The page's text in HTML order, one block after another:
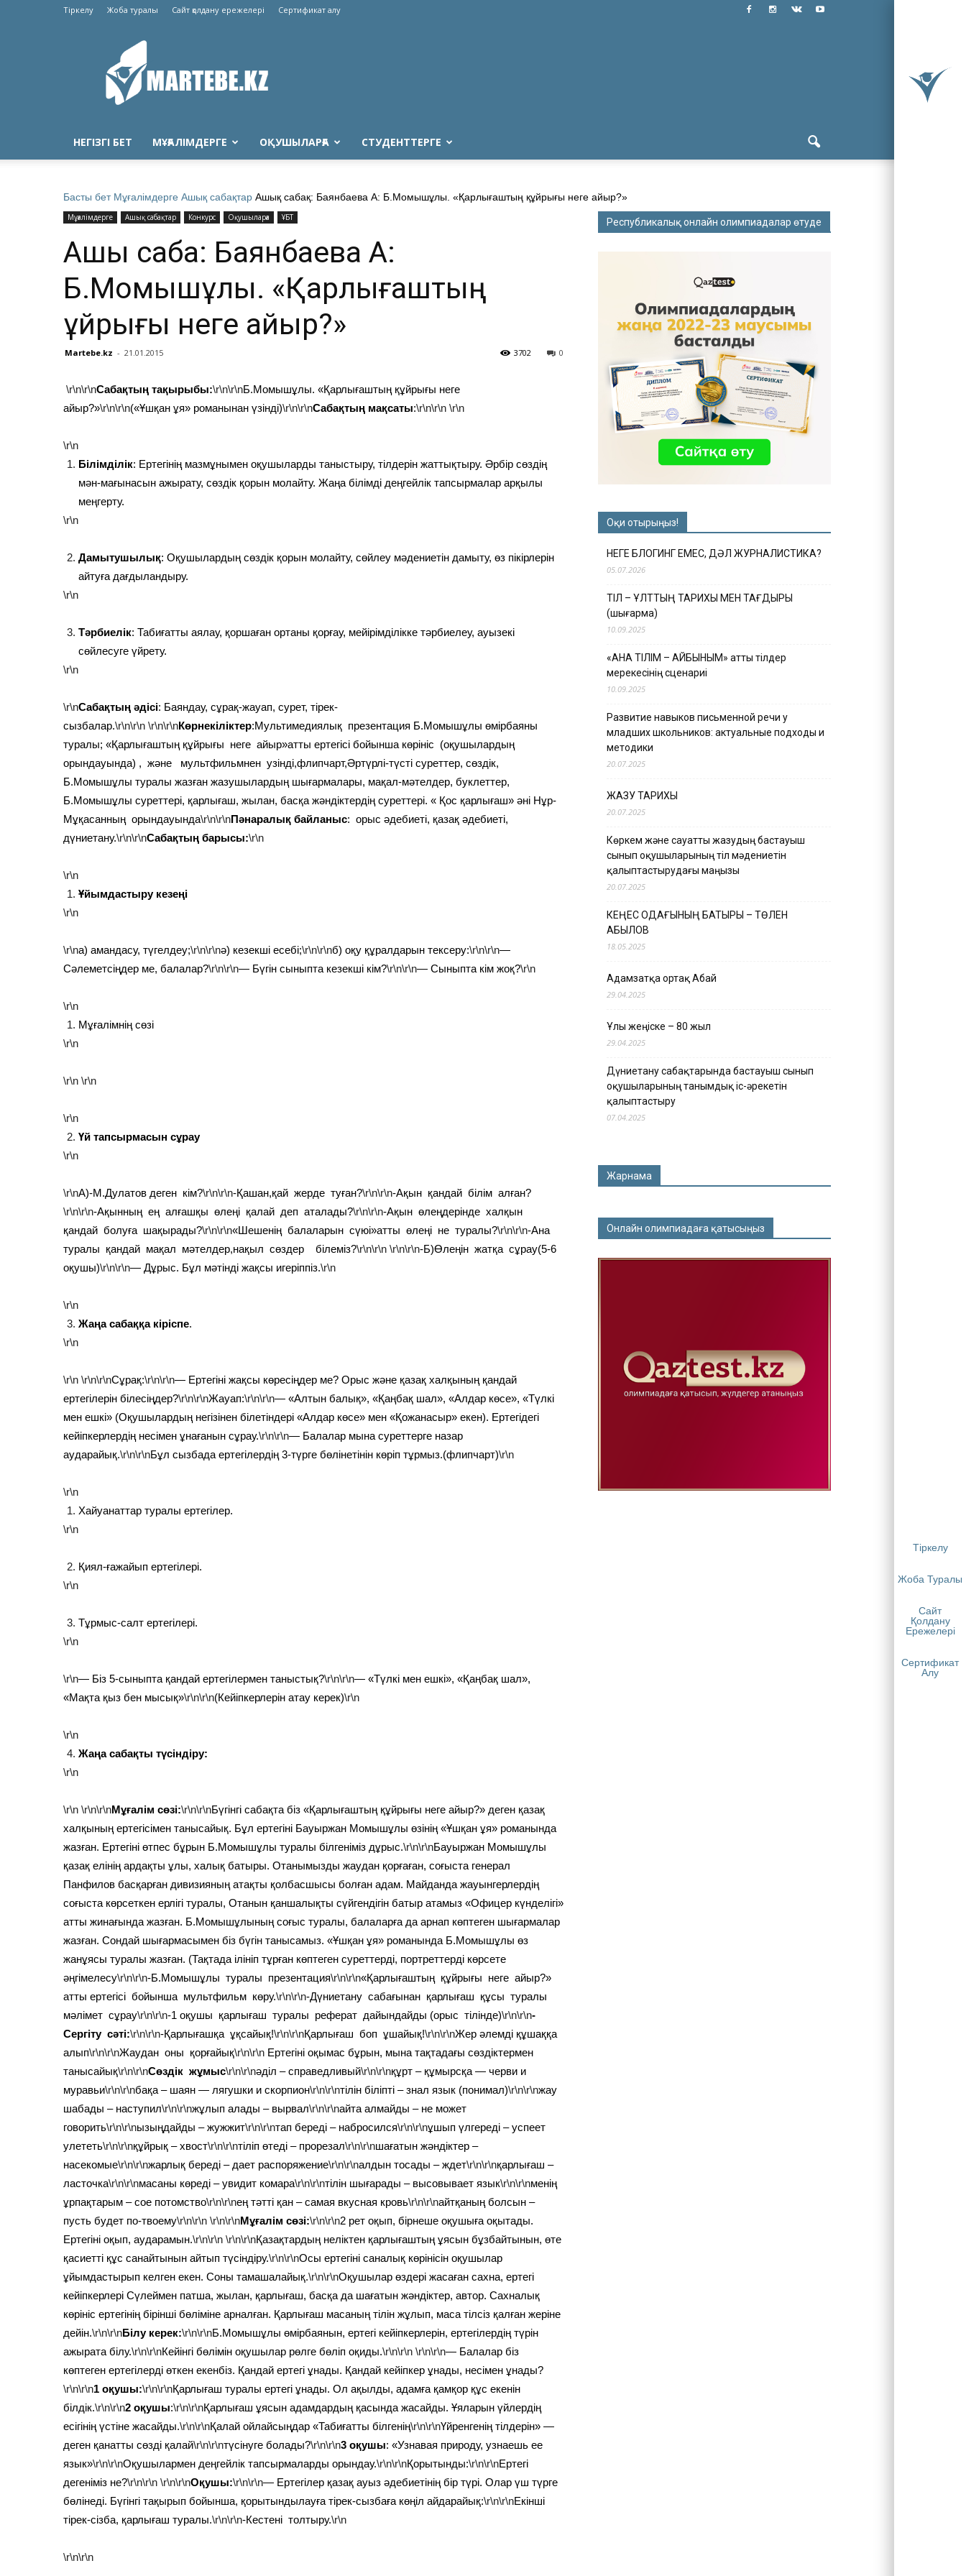
Тіркелу
Жоба Туралы
Сайт
Қолдану
Ережелері
Сертификат
Алу
Тіркелу Жоба туралы Сайт қолдану ережелері Сертификат алу
Martebe.kz
білім
сайты
НЕГІЗГІ БЕТ МҰҒАЛІМДЕРГЕ ОҚУШЫЛАРҒА СТУДЕНТТЕРГЕ
Басты бет Мұғалімдерге Ашық сабақтар Ашық сабақ: Баянбаева А: Б.Момышұлы. «Қарлығаштың құйрығы неге айыр?»
Мұғалімдерге Ашық сабақтар Конкурс Оқушыларға ҰБТ
Ашық сабақ: Баянбаева А:
Б.Момышұлы. «Қарлығаштың
құйрығы неге айыр?»
Martebe.kz - 21.01.2015 0
3702
\r\n\r\nСабақтың тақырыбы:\r\n\r\nБ.Момышұлы. «Қарлығаштың құйрығы неге
айыр?»\r\n\r\n(«Ұшқан ұя» романынан үзінді)\r\n\r\nСабақтың мақсаты:\r\n\r\n \r\n
\r\n
Білімділік: Ертегінің мазмұнымен оқушыларды таныстыру, тілдерін жаттықтыру. Әрбір сөздің
мән-мағынасын ажырату, сөздік қорын молайту. Жаңа білімді деңгейлік тапсырмалар арқылы
меңгерту.
\r\n
Дамытушылық: Оқушылардың сөздік қорын молайту, сөйлеу мәдениетін дамыту, өз пікірлерін
айтуға дағдыландыру.
\r\n
Тәрбиелік: Табиғатты аялау, қоршаған ортаны қорғау, мейірімділікке тәрбиелеу, ауызекі
сөйлесуге үйрету.
\r\n
\r\nСабақтың әдісі: Баяндау, сұрақ-жауап, сурет, тірек-
сызбалар.\r\n\r\n \r\n\r\nКөрнекіліктер:Мультимедиялық презентация Б.Момышұлы өмірбаяны
туралы; «Қарлығаштың құйрығы неге айыр»атты ертегісі бойынша көрініс (оқушылардың
орындауында) , және мультфильмнен узінді,флипчарт,Әртүрлі-түсті суреттер, сөздік,
Б.Момышұлы туралы жазған жазушылардың шығармалары, мақал-мәтелдер, буклеттер,
Б.Момышұлы суреттері, қарлығаш, жылан, басқа жәндіктердің суреттері. « Қос қарлығаш» әні Нұр-
Мұқасанның орындауында\r\n\r\nПәнаралық байланыс: орыс әдебиеті, қазақ әдебиеті,
дүниетану.\r\n\r\nСабақтың барысы:\r\n
\r\n
Ұйымдастыру кезеңі
\r\n
\r\nа) амандасу, түгелдеу;\r\n\r\nә) кезекші есебі;\r\n\r\nб) оқу құралдарын тексеру:\r\n\r\n—
Сәлеметсіңдер ме, балалар?\r\n\r\n— Бүгін сыныпта кезекші кім?\r\n\r\n— Сыныпта кім жоқ?\r\n
\r\n
Мұғалімнің сөзі
\r\n
\r\n \r\n
\r\n
Үй тапсырмасын сұрау
\r\n
\r\nА)-М.Дулатов деген кім?\r\n\r\n-Қашан,қай жерде туған?\r\n\r\n-Ақын қандай білім алған?
\r\n\r\n-Ақынның ең алғашқы өлеңі қалай деп аталады?\r\n\r\n-Ақын өлеңдерінде халқын
қандай болуға шақырады?\r\n\r\n«Шешенің балаларын сүюі»атты өлеңі не туралы?\r\n\r\n-Ана
туралы қандай мақал мәтелдер,нақыл сөздер білеміз?\r\n\r\n \r\n\r\n-Б)Өлеңін жатқа сұрау(5-6
оқушы)\r\n\r\n— Дұрыс. Бұл мәтінді жақсы игеріппіз.\r\n
\r\n
Жаңа сабаққа кіріспе.
\r\n
\r\n \r\n\r\nСұрақ:\r\n\r\n— Ертегіні жақсы көресіңдер ме? Орыс және қазақ халқының қандай
ертегілерін білесіңдер?\r\n\r\nЖауап:\r\n\r\n— «Алтын балық», «Қаңбақ шал», «Алдар көсе», «Түлкі
мен ешкі» (Оқушылардың негізінен білетіндері «Алдар көсе» мен «Қожанасыр» екен). Ертегідегі
кейіпкерлердің несімен ұнағанын сұрау.\r\n\r\n— Балалар мына суреттерге назар
аударайық.\r\n\r\nБұл сызбада ертегілердің 3-түрге бөлінетінін көріп тұрмыз.(флипчарт)\r\n
\r\n
Хайуанаттар туралы ертегілер.
\r\n
Қиял-ғажайып ертегілері.
\r\n
Тұрмыс-салт ертегілері.
\r\n
\r\n— Біз 5-сыныпта қандай ертегілермен таныстық?\r\n\r\n— «Түлкі мен ешкі», «Қаңбақ шал»,
«Мақта қыз бен мысық»\r\n\r\n(Кейіпкерлерін атау керек)\r\n
\r\n
Жаңа сабақты түсіндіру:
\r\n
\r\n \r\n\r\nМұғалім сөзі:\r\n\r\nБүгінгі сабақта біз «Қарлығаштың құйрығы неге айыр?» деген қазақ
халқының ертегісімен танысайық. Бұл ертегіні Бауыржан Момышұлы өзінің «Ұшқан ұя» романында
жазған. Ертегіні өтпес бұрын Б.Момышұлы туралы білгеніміз дұрыс.\r\n\r\nБауыржан Момышұлы
қазақ елінің ардақты ұлы, халық батыры. Отанымызды жаудан қорғаған, соғыста генерал
Панфилов басқарған дивизияның атақты қолбасшысы болған адам. Майданда жауынгерлердің
соғыста көрсеткен ерлігі туралы, Отанын қаншалықты сүйгендігін батыр атамыз «Офицер күнделігі»
атты жинағында жазған. Б.Момышұлының соғыс туралы, балаларға да арнап көптеген шығармалар
жазған. Сондай шығармасымен біз бүгін танысамыз. «Ұшқан ұя» романында Б.Момышұлы өз
жанұясы туралы жазған. (Тақтада ілініп тұрған көптеген суреттерді, портреттерді көрсете
әңгімелесу\r\n\r\n-Б.Момышұлы туралы презентация\r\n\r\n«Қарлығаштың құйрығы неге айыр?»
атты ертегісі бойынша мультфильм көру.\r\n\r\n-Дүниетану сабағынан қарлығаш құсы туралы
мәлімет сұрау\r\n\r\n-1 оқушы қарлығаш туралы реферат дайындайды (орыс тілінде)\r\n\r\n-
Сергіту сәті:\r\n\r\n-Қарлығашқа ұқсайық!\r\n\r\nҚарлығаш боп ұшайық!\r\n\r\nЖер әлемді құшаққа
алып\r\n\r\nЖаудан оны қорғайық\r\n\r\n Ертегіні оқымас бұрын, мына тақтадағы сөздіктермен
танысайық\r\n\r\nСөздік жұмыс\r\n\r\nәділ – справедливый\r\n\r\nқұрт – құмырсқа — черви и
муравьи\r\n\r\nбақа – шаян — лягушки и скорпион\r\n\r\nтілін біліпті – знал язык (понимал)\r\n\r\nжау
шабады – наступил\r\n\r\nжұлып алады – вырвал\r\n\r\nайта алмайды – не может
говорить\r\n\r\nызыңдайды – жужжит\r\n\r\nтап береді – набросился\r\n\r\nұшып үлгереді – успеет
улететь\r\n\r\nқұйрық – хвост\r\n\r\nтіліп өтеді – прорезал\r\n\r\nшағатын жәндіктер –
насекомые\r\n\r\nжарлық береді – дает распоряжение\r\n\r\nалдын тосады – ждет\r\n\r\nқарлығаш –
ласточка\r\n\r\nмасаны көреді – увидит комара\r\n\r\nтілін шығарады – высовывает язык\r\n\r\nменің
ұрпақтарым – сое потомство\r\n\r\nең тәтті қан – самая вкусная кровь\r\n\r\nайтқаның болсын –
пусть будет по-твоему\r\n\r\n \r\n\r\nМұғалім сөзі:\r\n\r\n2 рет оқып, бірнеше оқушыға оқытады.
Ертегіні оқып, аударамын.\r\n\r\n \r\n\r\nҚазақтардың неліктен қарлығаштың ұясын бұзбайтынын, өте
қасиетті құс санайтынын айтып түсіндіру.\r\n\r\nОсы ертегіні саналық көрінісін оқушылар
ұйымдастырып келген екен. Соны тамашалайық.\r\n\r\nОқушылар өздері жасаған сахна, ертегі
кейіпкерлері Сүлеймен патша, жылан, қарлығаш, басқа да шағатын жәндіктер, автор. Сахналық
көрініс ертегінің бірінші бөліміне арналған. Қарлығаш масаның тілін жұлып, маса тілсіз қалған жеріне
дейін.\r\n\r\nБілу керек:\r\n\r\nБ.Момышұлы өмірбаянын, ертегі кейіпкерлерін, ертегілердің түрін
ажырата білу.\r\n\r\nКейінгі бөлімін оқушылар рөлге бөліп оқиды.\r\n\r\n \r\n\r\n— Балалар біз
көптеген ертегілерді өткен екенбіз. Қандай ертегі ұнады. Қандай кейіпкер ұнады, несімен ұнады?
\r\n\r\n1 оқушы:\r\n\r\nҚарлығаш туралы ертегі ұнады. Ол ақылды, адамға қамқор құс екенін
білдік.\r\n\r\n2 оқушы:\r\n\r\nҚарлығаш ұясын адамдардың қасында жасайды. Ұяларын үйлердің
есігінің үстіне жасайды.\r\n\r\nҚалай ойлайсыңдар «Табиғатты білгенің\r\n\r\nҮйренгенің тілдерін» —
деген қанатты сөзді қалай\r\n\r\nтүсінуге болады?\r\n\r\n3 оқушы: «Узнавая природу, узнаешь ее
язык»\r\n\r\nОқушылармен деңгейлік тапсырмаларды орындау.\r\n\r\nҚорытынды:\r\n\r\nЕртегі
дегеніміз не?\r\n\r\n \r\n\r\nОқушы:\r\n\r\n— Ертегілер қазақ ауыз әдебиетінің бір түрі. Олар үш түрге
бөлінеді. Бүгінгі тақырып бойынша, қорытындылауға тірек-сызбаға көңіл айдарайық:\r\n\r\nЕкінші
тірек-сізба, қарлығаш туралы.\r\n\r\n-Кестені толтыру.\r\n
\r\n\r\n
Республикалық онлайн олимпиадалар өтуде
Оқи отырыңыз!
НЕГЕ БЛОГИНГ ЕМЕС, ДӘЛ ЖУРНАЛИСТИКА?
05.07.2026
ТІЛ – ҰЛТТЫҢ ТАРИХЫ МЕН ТАҒДЫРЫ
(шығарма)
10.09.2025
«АНА ТІЛІМ – АЙБЫНЫМ» атты тілдер
мерекесінің сценариі
10.09.2025
Развитие навыков письменной речи у
младших школьников: актуальные подходы и
методики
20.07.2025
ЖАЗУ ТАРИХЫ
20.07.2025
Көркем және сауатты жазудың бастауыш
сынып оқушыларының тіл мәдениетін
қалыптастырудағы маңызы
20.07.2025
КЕҢЕС ОДАҒЫНЫҢ БАТЫРЫ – ТӨЛЕН
ҚАБЫЛОВ
18.05.2025
Адамзатқа ортақ Абай
29.04.2025
Ұлы жеңіске – 80 жыл
29.04.2025
Дүниетану сабақтарында бастауыш сынып
оқушыларының танымдық іс-әрекетін
қалыптастыру
07.04.2025
Жарнама
Онлайн олимпиадаға қатысыңыз